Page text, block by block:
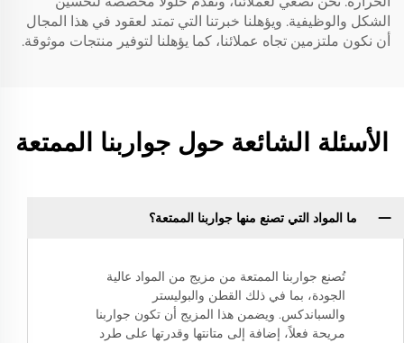
الشكل والوظيفية. ويؤهلنا خبرتنا التي تمتد لعقود في هذا المجال
أن نكون ملتزمين تجاه عملائنا، كما يؤهلنا لتوفير منتجات موثوقة.
الأسئلة الشائعة حول جواربنا الممتعة
ما المواد التي تصنع منها جواربنا الممتعة؟
تُصنع جواربنا الممتعة من مزيج من المواد عالية
الجودة، بما في ذلك القطن والبوليستر
والسباندكس. ويضمن هذا المزيج أن تكون جواربنا
مريحة فعلاً، إضافة إلى متانتها وقدرتها على طرد